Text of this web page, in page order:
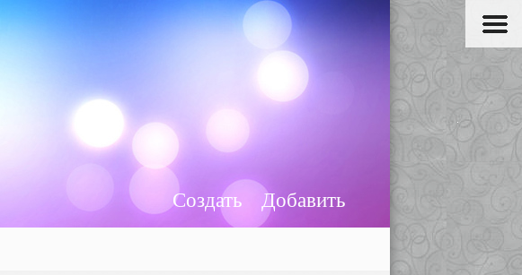
Добавить
Создать